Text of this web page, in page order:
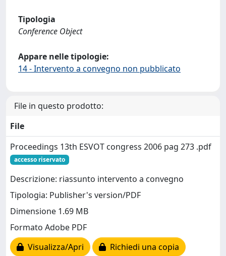
Tipologia
Conference Object
Appare nelle tipologie:
14 - Intervento a convegno non pubblicato
File in questo prodotto:
File
Proceedings 13th ESVOT congress 2006 pag 273 .pdf
accesso riservato
Descrizione: riassunto intervento a convegno
Tipologia: Publisher's version/PDF
Dimensione 1.69 MB
Formato Adobe PDF
Visualizza/Apri
Richiedi una copia